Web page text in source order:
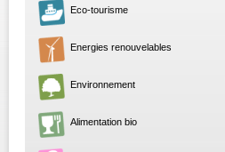
Eco-tourisme
Energies renouvelables
Environnement
Alimentation bio